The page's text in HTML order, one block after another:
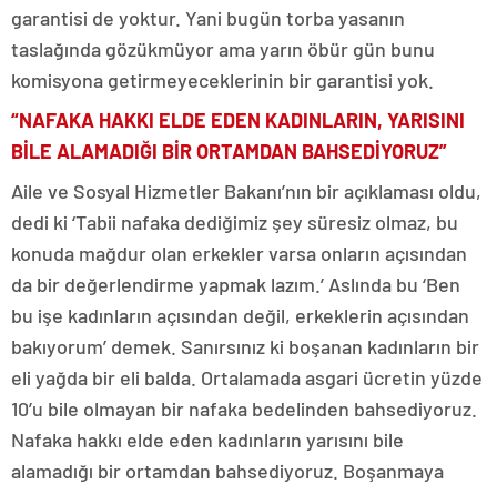
garantisi de yoktur. Yani bugün torba yasanın
taslağında gözükmüyor ama yarın öbür gün bunu
komisyona getirmeyeceklerinin bir garantisi yok.
“NAFAKA HAKKI ELDE EDEN KADINLARIN, YARISINI
BİLE ALAMADIĞI BİR ORTAMDAN BAHSEDİYORUZ”
Aile ve Sosyal Hizmetler Bakanı’nın bir açıklaması oldu,
dedi ki ‘Tabii nafaka dediğimiz şey süresiz olmaz, bu
konuda mağdur olan erkekler varsa onların açısından
da bir değerlendirme yapmak lazım.’ Aslında bu ‘Ben
bu işe kadınların açısından değil, erkeklerin açısından
bakıyorum’ demek. Sanırsınız ki boşanan kadınların bir
eli yağda bir eli balda. Ortalamada asgari ücretin yüzde
10’u bile olmayan bir nafaka bedelinden bahsediyoruz.
Nafaka hakkı elde eden kadınların yarısını bile
alamadığı bir ortamdan bahsediyoruz. Boşanmaya